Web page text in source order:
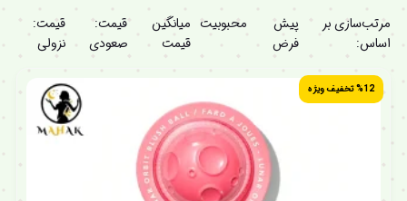
مرتب‌سازی بر
اساس:
پیش
فرض
محبوبیت میانگین
قیمت
قیمت:
صعودی
قیمت:
نزولی
%12 تخفیف ویژه